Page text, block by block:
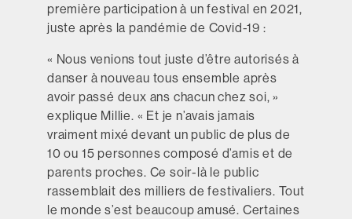
première participation à un festival en 2021,
juste après la pandémie de Covid-19 :
« Nous venions tout juste d’être autorisés à
danser à nouveau tous ensemble après
avoir passé deux ans chacun chez soi, »
explique Millie. « Et je n’avais jamais
vraiment mixé devant un public de plus de
10 ou 15 personnes composé d’amis et de
parents proches. Ce soir-là le public
rassemblait des milliers de festivaliers. Tout
le monde s’est beaucoup amusé. Certaines